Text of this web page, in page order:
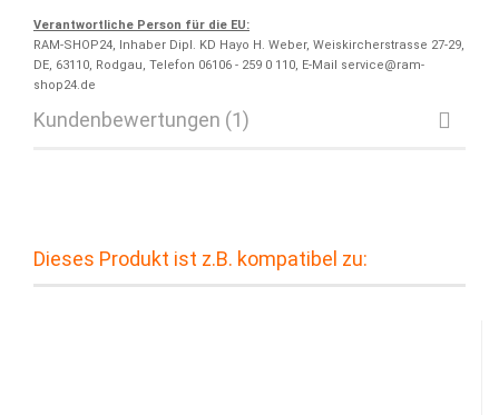
Verantwortliche Person für die EU:
RAM-SHOP24, Inhaber Dipl. KD Hayo H. Weber, Weiskircherstrasse 27-29,
DE, 63110, Rodgau, Telefon 06106 - 259 0 110, E-Mail service@ram-
shop24.de
Kundenbewertungen (1)
Dieses Produkt ist z.B. kompatibel zu: